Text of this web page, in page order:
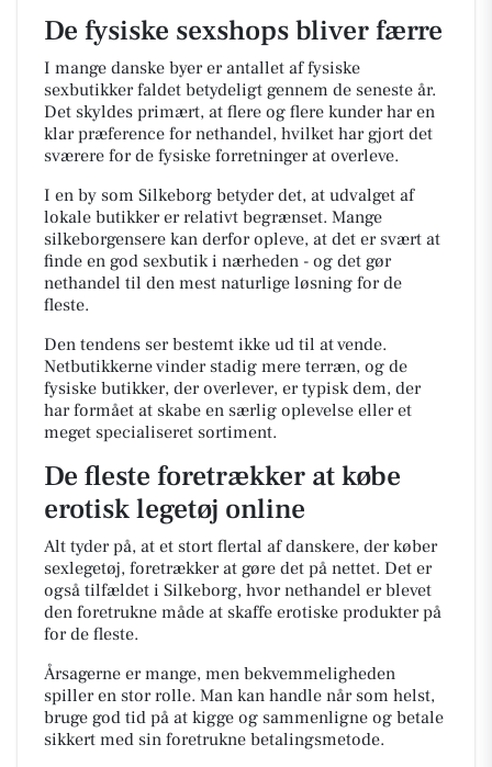
De fysiske sexshops bliver færre
I mange danske byer er antallet af fysiske
sexbutikker faldet betydeligt gennem de seneste år.
Det skyldes primært, at flere og flere kunder har en
klar præference for nethandel, hvilket har gjort det
sværere for de fysiske forretninger at overleve.
I en by som Silkeborg betyder det, at udvalget af
lokale butikker er relativt begrænset. Mange
silkeborgensere kan derfor opleve, at det er svært at
finde en god sexbutik i nærheden - og det gør
nethandel til den mest naturlige løsning for de
fleste.
Den tendens ser bestemt ikke ud til at vende.
Netbutikkerne vinder stadig mere terræn, og de
fysiske butikker, der overlever, er typisk dem, der
har formået at skabe en særlig oplevelse eller et
meget specialiseret sortiment.
De fleste foretrækker at købe
erotisk legetøj online
Alt tyder på, at et stort flertal af danskere, der køber
sexlegetøj, foretrækker at gøre det på nettet. Det er
også tilfældet i Silkeborg, hvor nethandel er blevet
den foretrukne måde at skaffe erotiske produkter på
for de fleste.
Årsagerne er mange, men bekvemmeligheden
spiller en stor rolle. Man kan handle når som helst,
bruge god tid på at kigge og sammenligne og betale
sikkert med sin foretrukne betalingsmetode.